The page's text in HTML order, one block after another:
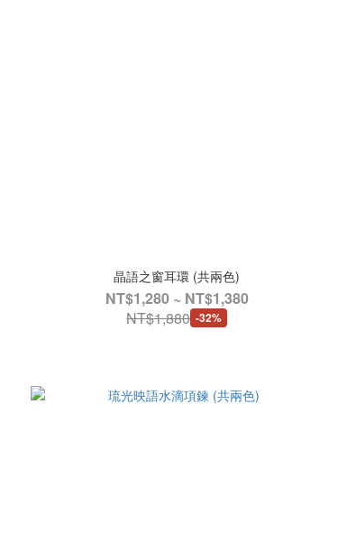
晶語之窗耳環 (共兩色)
NT$1,280 ~ NT$1,380
NT$1,880 -32%